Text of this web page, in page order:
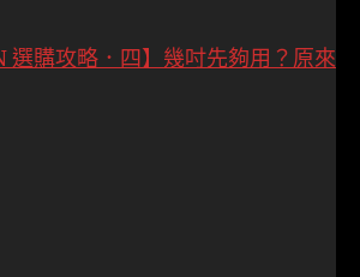
選購攻略．四】幾吋先夠用？原來